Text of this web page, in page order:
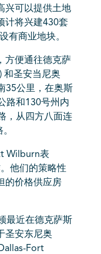
兴可以提供土地
计将兴建430套
有商业地块。
方便通往德克萨
和圣安当尼奥
35公里，在奥斯
路和130号州内
，从四方八面连
Wilburn表
他们的策略性
的价格供应房
最近在德克萨斯
圣安东尼奥
Fort